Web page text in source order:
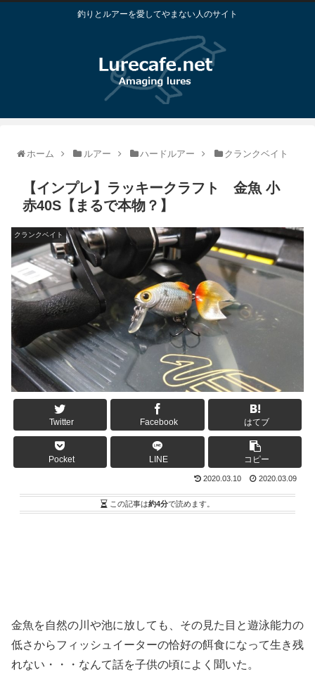
釣りとルアーを愛してやまない人のサイト
ホーム ルアー ハードルアー クランクベイト
【インプレ】ラッキークラフト 金魚 小
赤40S【まるで本物？】
クランクベイト
Twitter Facebook はてブ
Pocket LINE コピー
2020.03.10 2020.03.09
この記事は約4分で読めます。
金魚を自然の川や池に放しても、その見た目と遊泳能力の
低さからフィッシュイーターの恰好の餌食になって生き残
れない・・・なんて話を子供の頃によく聞いた。